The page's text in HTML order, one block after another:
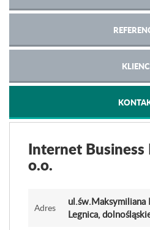
Internet Business
o.o.
Adres
ul.św.Maksymiliana
Legnica,